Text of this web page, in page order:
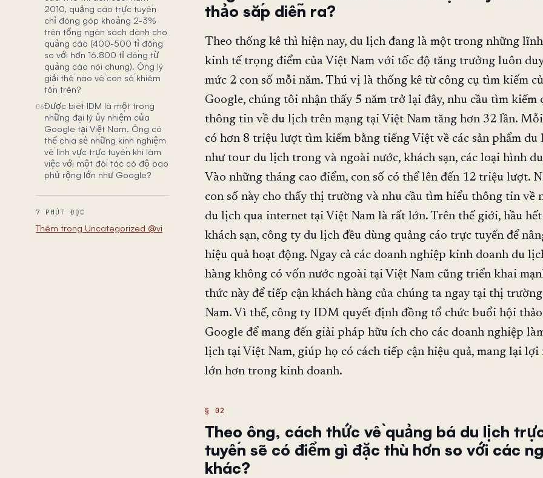
2010, quảng cáo trực tuyến
chỉ đóng góp khoảng 2-3%
trên tổng ngân sách dành cho
quảng cáo (400-500 tỉ đồng
so với hơn 16.800 tỉ đồng từ
quảng cáo nói chung). Ông lý
giải thế nào về con số khiêm
tốn trên?
06Được biết IDM là một trong
những đại lý ủy nhiệm của
Google tại Việt Nam. Ông có
thể chia sẻ những kinh nghiệm
về lĩnh vực trực tuyến khi làm
việc với một đối tác có độ bao
phủ rộng lớn như Google?
7 PHÚT ĐỌC
Thêm trong Uncategorized @vi
thảo sắp diễn ra?
Theo thống kê thì hiện nay, du lịch đang là một trong những
kinh tế trọng điểm của Việt Nam với tốc độ tăng trưởng luôn
mức 2 con số mỗi năm. Thú vị là thống kê từ công cụ tìm kiếm
Google, chúng tôi nhận thấy 5 năm trở lại đây, nhu cầu tìm kiếm
thông tin về du lịch trên mạng tại Việt Nam tăng hơn 32 lần.
có hơn 8 triệu lượt tìm kiếm bằng tiếng Việt về các sản phẩm du
như tour du lịch trong và ngoài nước, khách sạn, các loại hình
Vào những tháng cao điểm, con số có thể lên đến 12 triệu lượt.
con số này cho thấy thị trường và nhu cầu tìm hiểu thông tin về
du lịch qua internet tại Việt Nam là rất lớn. Trên thế giới, hầu hết
khách sạn, công ty du lịch đều dùng quảng cáo trực tuyến để
hiệu quả hoạt động. Ngay cả các doanh nghiệp kinh doanh du
hàng không có vốn nước ngoài tại Việt Nam cũng triển khai
thức này để tiếp cận khách hàng của chúng ta ngay tại thị
Nam. Vì thế, công ty IDM quyết định đồng tổ chức buổi hội
Google để mang đến giải pháp hữu ích cho các doanh nghiệp
lịch tại Việt Nam, giúp họ có cách tiếp cận hiệu quả, mang lại lợi
lớn hơn trong kinh doanh.
Theo ông, cách thức về quảng bá du lịch
tuyến sẽ có điểm gì đặc thù hơn so với các
khác?